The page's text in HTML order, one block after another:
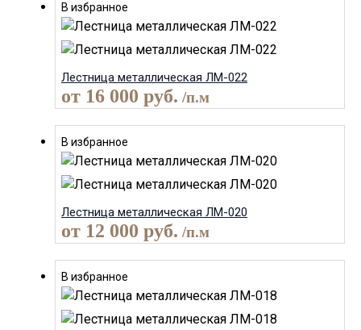
В избранное
Лестница металлическая ЛМ-022
от 16 000 руб. /п.м
В избранное
Лестница металлическая ЛМ-020
от 12 000 руб. /п.м
В избранное